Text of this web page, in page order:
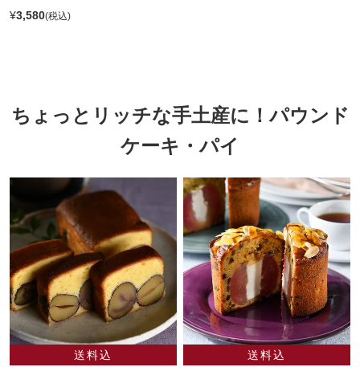
¥3,580
ちょっとリッチな手土産に！パウンド
ケーキ・パイ